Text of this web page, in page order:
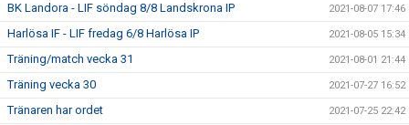
BK Landora - LIF söndag 8/8 Landskrona IP 2021-08-07 17:46
Harlösa IF - LIF fredag 6/8 Harlösa IP 2021-08-05 15:34
Träning/match vecka 31 2021-08-01 21:44
Träning vecka 30 2021-07-27 16:52
Tränaren har ordet 2021-07-25 22:42